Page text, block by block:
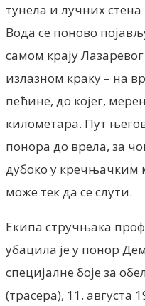
тунела и лучних
Вода се поново
самом крају
излазном краку – на
пећине, до којег,
километара. Пут
понора до врела, за
дубоко у кречњачким
може тек да се слути.
Екипа стручњака
убацила је у понор
специјалне боје за
(трасера), 11. августа